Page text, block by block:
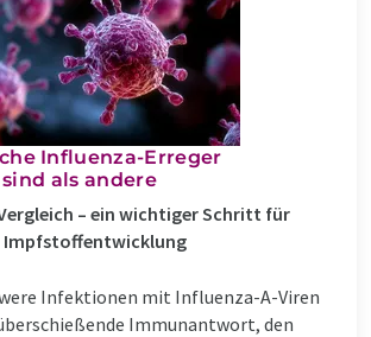
Influenza-Erreger
als andere
– ein wichtiger Schritt für
Impfstoffentwicklung
Infektionen mit Influenza-A-Viren
Immunantwort, den